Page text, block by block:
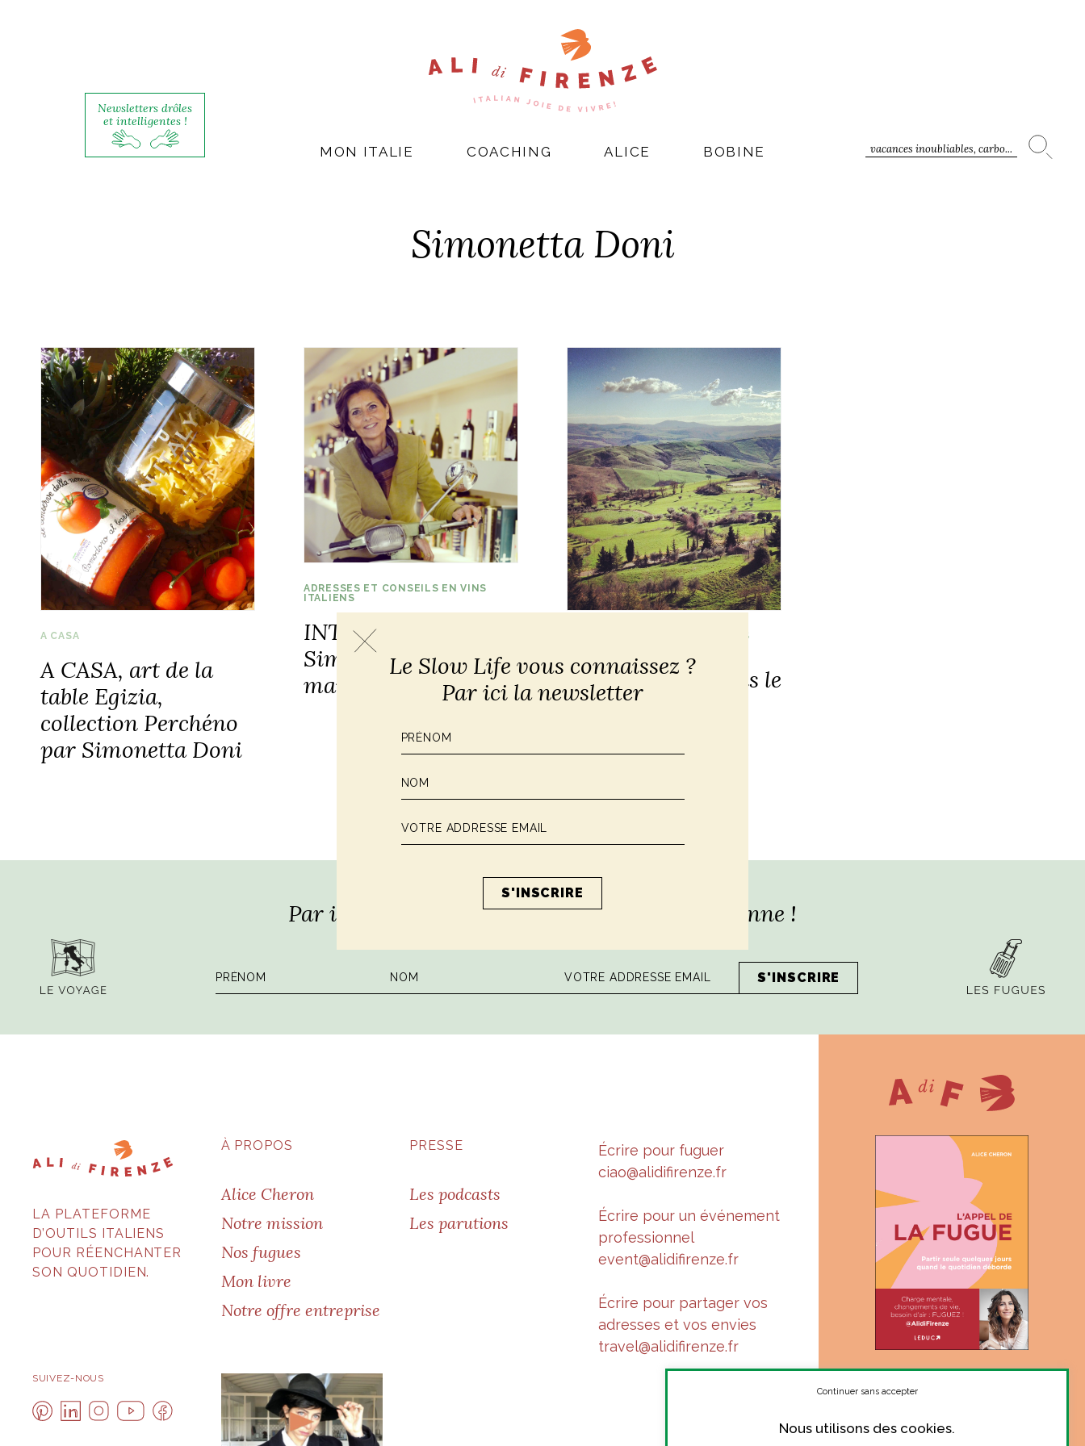
Newsletters drôles
et intelligentes !
vacances inoubliables, carbo...
MON ITALIE COACHING ALICE BOBINE
Simonetta Doni
A CASA
A CASA, art de la
table Egizia,
collection Perchéno
par Simonetta Doni
ADRESSES ET CONSEILS EN VINS
ITALIENS
INTERVIEW
Simonetta Doni,
marketing du vin
ADRESSES ET CONSEILS EN VINS
Une escapade dans le
Val d’Orcia
Par ici la dose hebdomadaire de sagesse italienne !
LA PLATEFORME
D’OUTILS ITALIENS
POUR RÉENCHANTER
SON QUOTIDIEN.
À PROPOS
Alice Cheron
Notre mission
Nos fugues
Mon livre
Notre offre entreprise
PRESSE
Les podcasts
Les parutions
Écrire pour fuguer
ciao@alidifirenze.fr
Écrire pour un événement
professionnel
event@alidifirenze.fr
Écrire pour partager vos
adresses et vos envies
travel@alidifirenze.fr
SUIVEZ-NOUS
« Suis-je à ma juste place ?
Le ton complice et sincère
se poser la question. »
Le Slow Life vous connaissez ?
Par ici la newsletter
Nous utilisons des cookies.
Continuer sans accepter